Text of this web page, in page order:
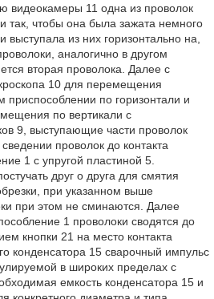
видеокамеры 11 одна из проволок
так, чтобы она была зажата немного
выступала из них горизонтально на,
аналогично в другом
вторая проволока. Далее с
10 для перемещения
приспособлении по горизонтали и
по вертикали с
9, выступающие части проволок
проволок до контакта
1 с упругой пластиной 5.
друг о друга для смятия
при указанном выше
при этом не сминаются. Далее
1 проволоки сводятся до
кнопки 21 на место контакта
конденсатора 15 сварочный импульс
в широких пределах с
емкость конденсатора 15 и